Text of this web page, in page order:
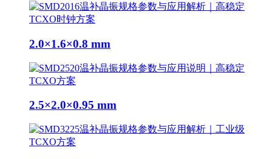
2.0×1.6×0.8 mm
2.5×2.0×0.95 mm